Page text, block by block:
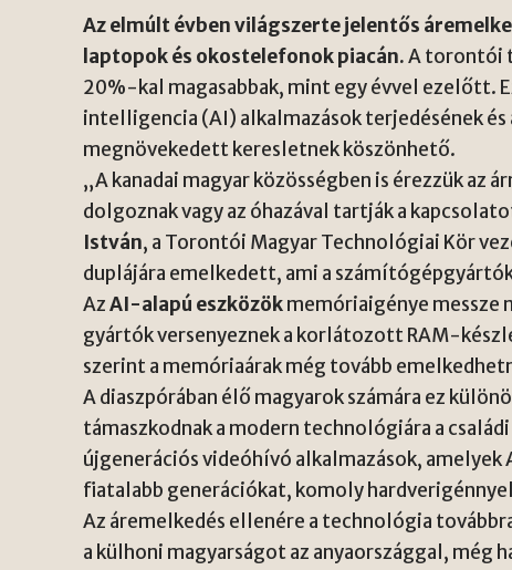
Az elmúlt évben világszerte jelentős
laptopok és okostelefonok piacán.A torontói
20%-kal magasabbak, mint egy évvel ezelőtt.
intelligencia (AI) alkalmazások terjedésének
megnövekedett keresletnek köszönhető.
„A kanadai magyar közösségben is érezzük az
dolgoznak vagy az óhazával tartják a
István, a Torontói Magyar Technológiai Kör
duplájára emelkedett, ami a
AzAI-alapú eszközökmemóriaigénye messze
gyártók versenyeznek a korlátozott RAM-
szerint a memóriaárak még tovább
A diaszpórában élő magyarok számára ez
támaszkodnak a modern technológiára a
újgenerációs videóhívó alkalmazások,
fiatalabb generációkat, komoly
Az áremelkedés ellenére a technológia
a külhoni magyarságot az anyaországgal, még